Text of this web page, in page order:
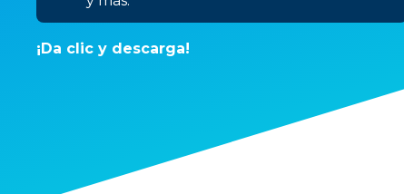
¡Da clic y descarga!